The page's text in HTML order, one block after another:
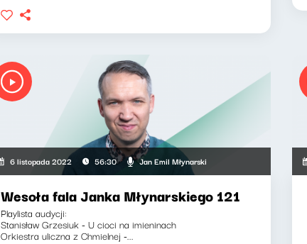
6 listopada 2022 56:30 Jan Emil Młynarski
Wesoła fala Janka Młynarskiego 121
Playlista audycji:
Stanisław Grzesiuk - U cioci na imieninach
Orkiestra uliczna z Chmielnej -...